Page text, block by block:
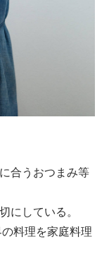
合うおつまみ等
にしている。
料理を家庭料理